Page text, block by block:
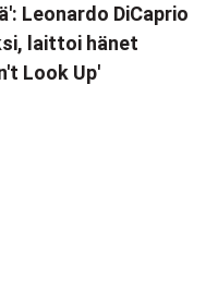
Leonardo DiCaprio
laittoi hänet
Look Up'